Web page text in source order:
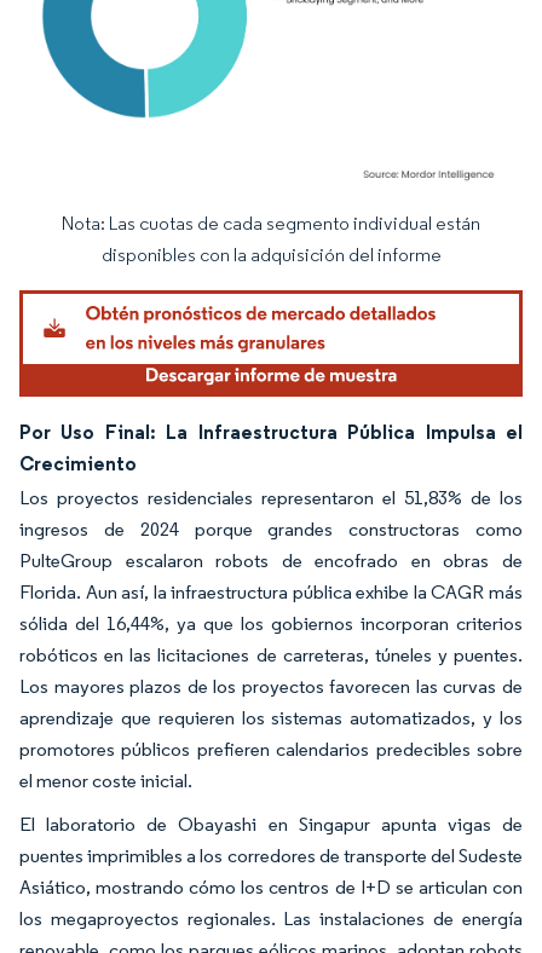
Imagen © Mordor Intelligence. El uso requiere atribución según CC BY 4.0.
Nota: Las cuotas de cada segmento individual están
disponibles con la adquisición del informe
Por Uso Final: La Infraestructura Pública Impulsa el
Crecimiento
Los proyectos residenciales representaron el 51,83% de los
ingresos de 2024 porque grandes constructoras como
PulteGroup escalaron robots de encofrado en obras de
Florida. Aun así, la infraestructura pública exhibe la CAGR más
sólida del 16,44%, ya que los gobiernos incorporan criterios
robóticos en las licitaciones de carreteras, túneles y puentes.
Los mayores plazos de los proyectos favorecen las curvas de
aprendizaje que requieren los sistemas automatizados, y los
promotores públicos prefieren calendarios predecibles sobre
el menor coste inicial.
El laboratorio de Obayashi en Singapur apunta vigas de
puentes imprimibles a los corredores de transporte del Sudeste
Asiático, mostrando cómo los centros de I+D se articulan con
los megaproyectos regionales. Las instalaciones de energía